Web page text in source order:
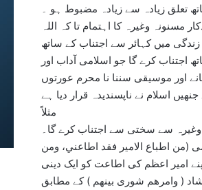
تعلق زیادہ سے زیادہ مضبوط ہو ۔
مسنونہ وغیرہ کا اہتمام تا کہ اللہ
میں کہائر سے اجتناب کے ساتھ
کرے گا جو اسلامی آداب اور
اور موسیقی سننا نا محرم عورتوں
اسلام نے ناپسندیدہ قرار دیا ہے
مثلاً
وغیرہ سے سختی سے اجتناب کرے گا۔
(من اطباع الامير فقد اطاعني، ومن
امیر اعظم کی اطاعت کو ایک دینی
( وامرهم شوری بینھم ) کے مطابق